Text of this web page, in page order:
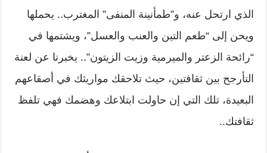
الذي ارتحل عنه، و”طمأنينة المنفى” المغترب.. يحملها
ويحن إلى “طعم التين والعنب والعسل”، ويشتمها في
“رائحة الزعتر والميرمية وزيت الزيتون”.. يخبرنا عن لعنة
التأرجح بين ثقافتين، حيث تلاحقك مواريثك في أصقاعهم
البعيدة، تلك التي إن حاولت ابتلاعك وهضمك فهي تلفظ
ثقافتك..